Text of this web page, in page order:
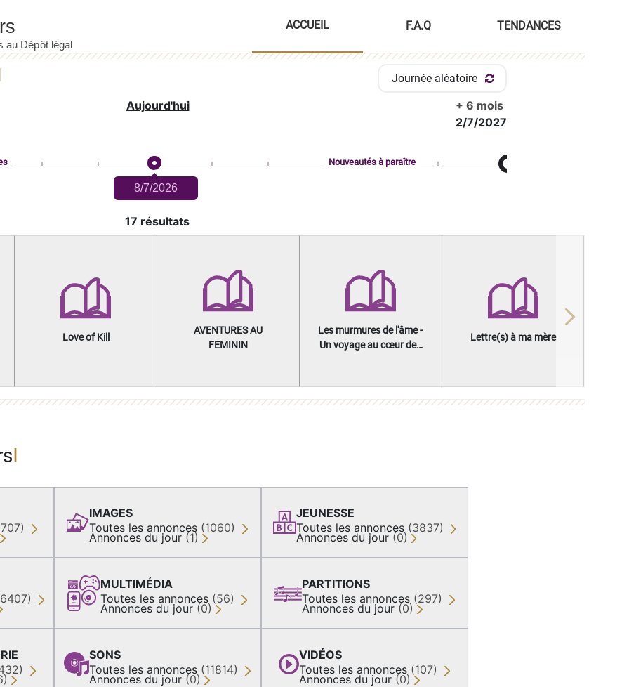
ACCUEIL F.A.Q TENDANCES
Journée aléatoire
Aujourd'hui
+ 6 mois
2/7/2027
8/7/2026
Nouveautés à paraître
17 résultats
Love of Kill
AVENTURES AU
FEMININ
Les murmures de l'âme -
Un voyage au cœur des
Lettre(s) à ma mère
Next
IMAGES
Toutes les annonces (1060)
Annonces du jour (1)
MULTIMÉDIA
Toutes les annonces (56)
Annonces du jour (0)
SONS
Toutes les annonces (11814)
Annonces du jour (0)
JEUNESSE
Toutes les annonces (3837)
Annonces du jour (0)
PARTITIONS
Toutes les annonces (297)
Annonces du jour (0)
VIDÉOS
Toutes les annonces (107)
Annonces du jour (0)